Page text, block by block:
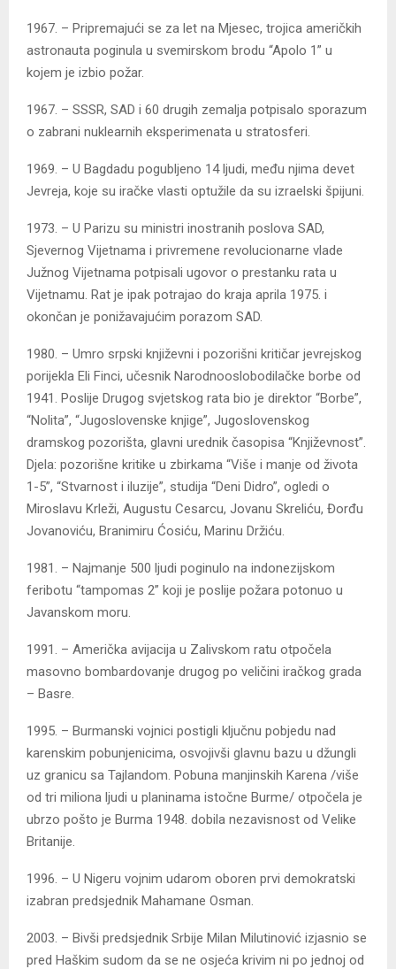
1967. – Pripremajući se za let na Mjesec, trojica američkih
astronauta poginula u svemirskom brodu “Apolo 1” u
kojem je izbio požar.
1967. – SSSR, SAD i 60 drugih zemalja potpisalo sporazum
o zabrani nuklearnih eksperimenata u stratosferi.
1969. – U Bagdadu pogubljeno 14 ljudi, među njima devet
Jevreja, koje su iračke vlasti optužile da su izraelski špijuni.
1973. – U Parizu su ministri inostranih poslova SAD,
Sjevernog Vijetnama i privremene revolucionarne vlade
Južnog Vijetnama potpisali ugovor o prestanku rata u
Vijetnamu. Rat je ipak potrajao do kraja aprila 1975. i
okončan je ponižavajućim porazom SAD.
1980. – Umro srpski književni i pozorišni kritičar jevrejskog
porijekla Eli Finci, učesnik Narodnooslobodilačke borbe od
1941. Poslije Drugog svjetskog rata bio je direktor “Borbe”,
“Nolita”, “Jugoslovenske knjige”, Jugoslovenskog
dramskog pozorišta, glavni urednik časopisa “Književnost”.
Djela: pozorišne kritike u zbirkama “Više i manje od života
1-5”, “Stvarnost i iluzije”, studija “Deni Didro”, ogledi o
Miroslavu Krleži, Augustu Cesarcu, Jovanu Skreliću, Đorđu
Jovanoviću, Branimiru Ćosiću, Marinu Držiću.
1981. – Najmanje 500 ljudi poginulo na indonezijskom
feribotu “tampomas 2” koji je poslije požara potonuo u
Javanskom moru.
1991. – Američka avijacija u Zalivskom ratu otpočela
masovno bombardovanje drugog po veličini iračkog grada
– Basre.
1995. – Burmanski vojnici postigli ključnu pobjedu nad
karenskim pobunjenicima, osvojivši glavnu bazu u džungli
uz granicu sa Tajlandom. Pobuna manjinskih Karena /više
od tri miliona ljudi u planinama istočne Burme/ otpočela je
ubrzo pošto je Burma 1948. dobila nezavisnost od Velike
Britanije.
1996. – U Nigeru vojnim udarom oboren prvi demokratski
izabran predsjednik Mahamane Osman.
2003. – Bivši predsjednik Srbije Milan Milutinović izjasnio se
pred Haškim sudom da se ne osjeća krivim ni po jednoj od